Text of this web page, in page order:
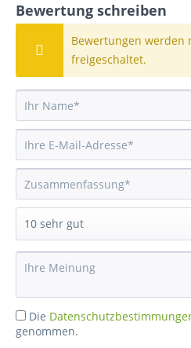
Bewertung schreiben
Bewertungen werden
freigeschaltet.
Die
genommen.